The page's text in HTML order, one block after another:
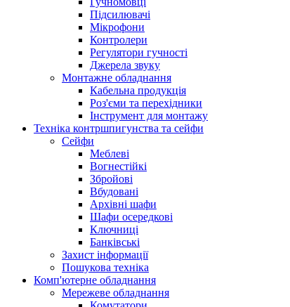
Підсилювачі
Мікрофони
Контролери
Регулятори гучності
Джерела звуку
Монтажне обладнання
Кабельна продукція
Роз'єми та перехідники
Інструмент для монтажу
Техніка контршпигунства та сейфи
Сейфи
Меблеві
Вогнестійкі
Збройові
Вбудовані
Архівні шафи
Шафи осередкові
Ключниці
Банківські
Захист інформації
Пошукова техніка
Комп'ютерне обладнання
Мережеве обладнання